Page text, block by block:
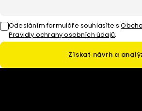
Odesláním formuláře souhlasíte s
Pravidly ochrany osobních údajů.
Získat návrh a